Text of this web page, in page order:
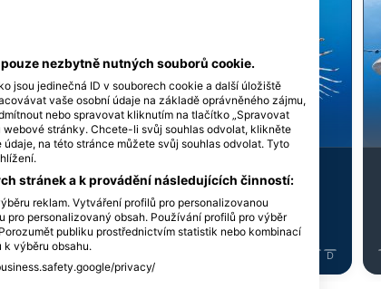
AdobeStock-Nikolai Sorokin
-
Shark
J
iStock/cinoby
Perutýn - Lionfish
D
nezbytně nutných souborů cookie.
jsou jedinečná ID v souborech cookie a další úložiště
vaše osobní údaje na základě oprávněného zájmu,
nebo spravovat kliknutím na tlačítko „Spravovat
stránky. Chcete-li svůj souhlas odvolat, klikněte
na této stránce můžete svůj souhlas odvolat. Tyto
stránek a k provádění následujících činností:
reklam. Vytváření profilů pro personalizovanou
personalizovaný obsah. Používání profilů pro výběr
publiku prostřednictvím statistik nebo kombinací
výběru obsahu.
privacy/